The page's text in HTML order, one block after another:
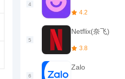
4.2
Netflix(奈飞)
3.8
Zalo